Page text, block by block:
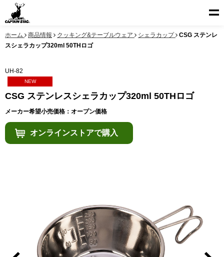
ホーム 商品情報 クッキング&テーブルウェア シェラカップ
CSG ステンレ
スシェラカップ320ml 50THロゴ
UH-82
NEW
CSG ステンレスシェラカップ320ml 50THロゴ
メーカー希望小売価格：オープン価格
オンラインストアで購入